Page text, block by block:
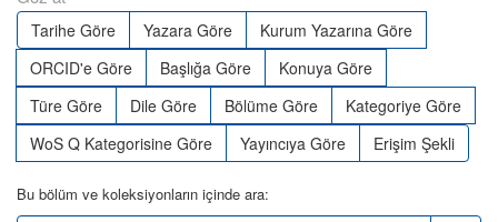
Tarihe Göre Yazara Göre
Kurum Yazarına Göre
ORCID'e Göre
Başlığa Göre
Konuya Göre
Türe Göre
Dile Göre Bölüme Göre
Kategoriye Göre
WoS Q Kategorisine Göre
Yayıncıya Göre Erişim Şekli
Bu bölüm ve koleksiyonların içinde ara: